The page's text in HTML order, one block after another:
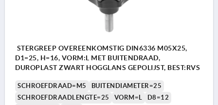
STERGREEP OVEREENKOMSTIG DIN6336 M05X25,
D1=25, H=16, VORM:L MET BUITENDRAAD,
DUROPLAST ZWART HOGGLANS GEPOLIJST, BEST:RVS
SCHROEFDRAAD=M5
BUITENDIAMETER=25
SCHROEFDRAADLENGTE=25
VORM=L
D8=12